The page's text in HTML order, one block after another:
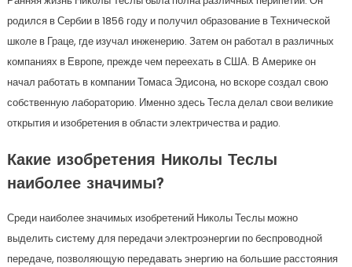
родился в Сербии в 1856 году и получил образование в Технической
школе в Граце, где изучал инженерию. Затем он работал в различных
компаниях в Европе, прежде чем переехать в США. В Америке он
начал работать в компании Томаса Эдисона, но вскоре создал свою
собственную лабораторию. Именно здесь Тесла делал свои великие
открытия и изобретения в области электричества и радио.
Какие изобретения Николы Теслы
наиболее значимы?
Среди наиболее значимых изобретений Николы Теслы можно
выделить систему для передачи электроэнергии по беспроводной
передаче, позволяющую передавать энергию на большие расстояния